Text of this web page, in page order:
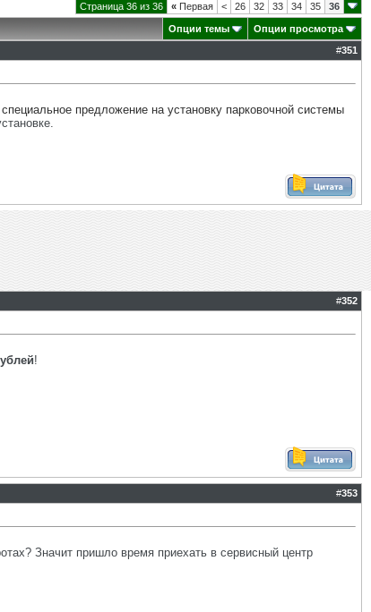
Страница 36 из 36 « Первая < 26 32 33 34 35 36
Опции темы
Опции просмотра
#351
специальное предложение на установку парковочной системы
#352
!
#353
Значит пришло время приехать в сервисный центр